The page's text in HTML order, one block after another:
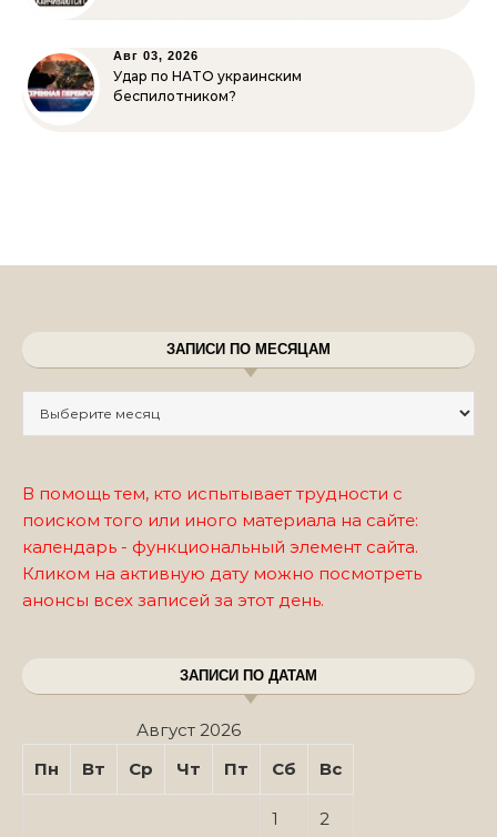
Авг 03, 2026
Удар по НАТО украинским
беспилотником?
ЗАПИСИ ПО МЕСЯЦАМ
В помощь тем, кто испытывает трудности с
поиском того или иного материала на сайте:
календарь - функциональный элемент сайта.
Кликом на активную дату можно посмотреть
анонсы всех записей за этот день.
ЗАПИСИ ПО ДАТАМ
Август 2026
Пн
Вт Ср Чт Пт Сб Вс
1 2